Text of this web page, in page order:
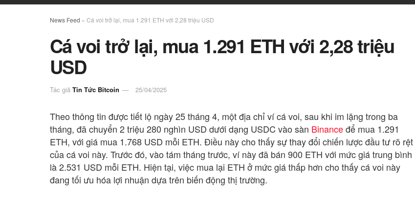
News Feed » Cá voi trở lại, mua 1.291 ETH với 2,28 triệu USD
Cá voi trở lại, mua 1.291 ETH với 2,28 triệu
USD
Tác giả Tin Tức Bitcoin 25/04/2025
Theo thông tin được tiết lộ ngày 25 tháng 4, một địa chỉ ví cá voi, sau khi im lặng trong ba
tháng, đã chuyển 2 triệu 280 nghìn USD dưới dạng USDC vào sàn Binanceđể mua 1.291
ETH, với giá mua 1.768 USD mỗi ETH. Điều này cho thấy sự thay đổi chiến lược đầu tư rõ rệt
của cá voi này. Trước đó, vào tám tháng trước, ví này đã bán 900 ETH với mức giá trung bình
là 2.531 USD mỗi ETH. Hiện tại, việc mua lại ETH ở mức giá thấp hơn cho thấy cá voi này
đang tối ưu hóa lợi nhuận dựa trên biến động thị trường.